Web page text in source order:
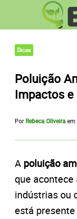
Dicas
Poluição
Impactos
Por Rebeca Oliveiraem
A poluição
que
indústrias ou
está